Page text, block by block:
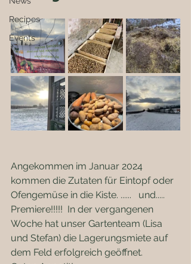
Recipes
Events
Angekommen im Januar 2024
kommen die Zutaten für Eintopf oder
Ofengemüse in die Kiste. ......   und.....
Premiere!!!!!  In der vergangenen
Woche hat unser Gartenteam (Lisa
und Stefan) die Lagerungsmiete auf
dem Feld erfolgreich geöffnet.